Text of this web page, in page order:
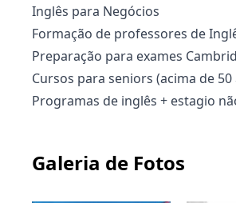
Inglês para Negócios
Formação de professores de
Preparação para exames
Cursos para seniors (acima de 50
Programas de inglês + estagio
Galeria de Fotos